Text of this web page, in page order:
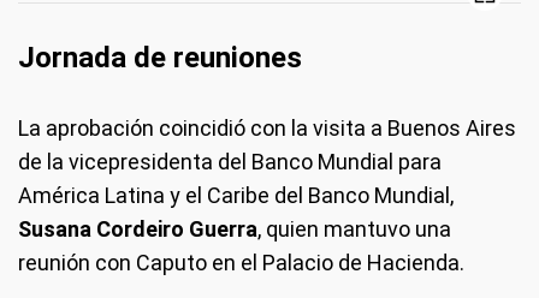
Jornada de reuniones
La aprobación coincidió con la visita a Buenos Aires
de la vicepresidenta del Banco Mundial para
América Latina y el Caribe del Banco Mundial,
Susana Cordeiro Guerra, quien mantuvo una
reunión con Caputo en el Palacio de Hacienda.